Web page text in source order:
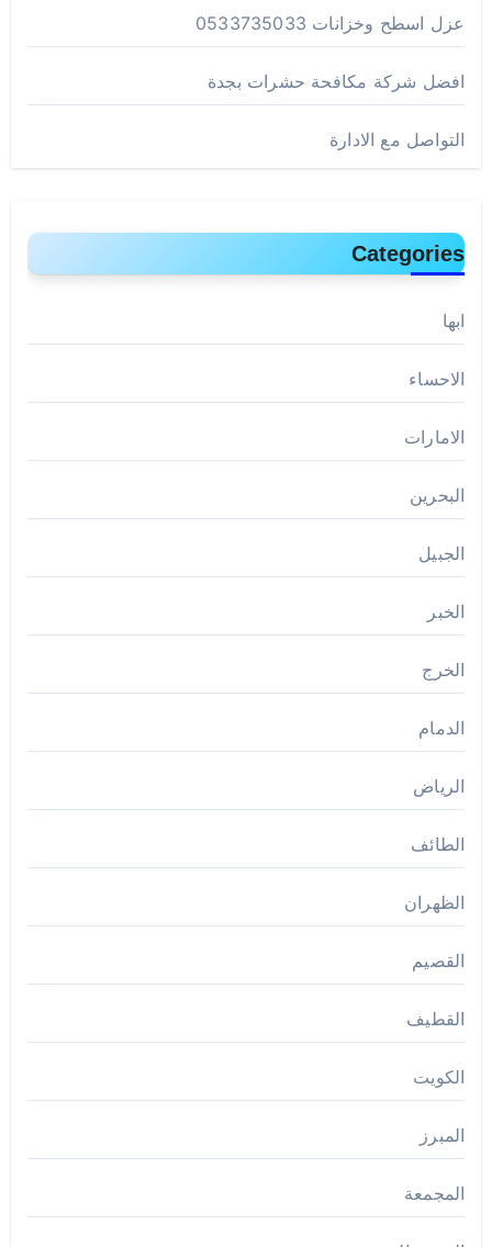
عزل اسطح وخزانات 0533735033
افضل شركة مكافحة حشرات بجدة
التواصل مع الادارة
Categories
ابها
الاحساء
الامارات
البحرين
الجبيل
الخبر
الخرج
الدمام
الرياض
الطائف
الظهران
القصيم
القطيف
الكويت
المبرز
المجمعة